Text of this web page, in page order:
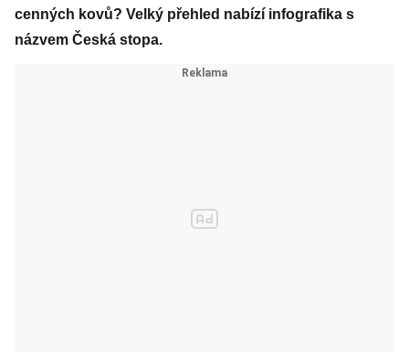
cenných kovů? Velký přehled nabízí infografika s
názvem Česká stopa.